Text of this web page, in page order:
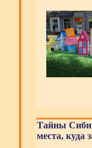
Тайны
места, куда